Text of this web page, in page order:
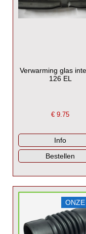
Verwarming glas
126 EL
€9.75